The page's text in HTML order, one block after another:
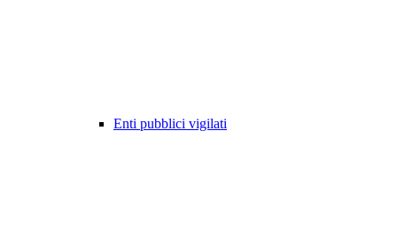
Enti pubblici vigilati